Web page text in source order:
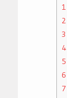
1
2
3
4
5
6
7